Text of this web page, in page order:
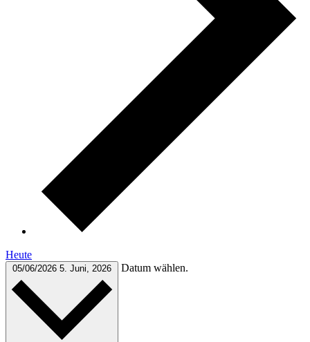
Heute
05/06/2026 5. Juni, 2026 Datum wählen.